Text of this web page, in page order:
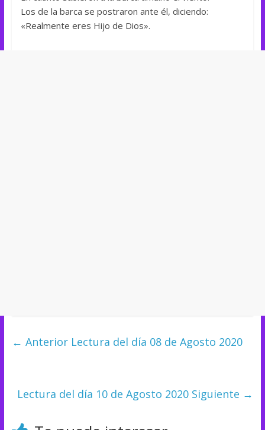
Los de la barca se postraron ante él, diciendo:
«Realmente eres Hijo de Dios».
← AnteriorLectura del día 08 de Agosto 2020
Lectura del día 10 de Agosto 2020 Siguiente →